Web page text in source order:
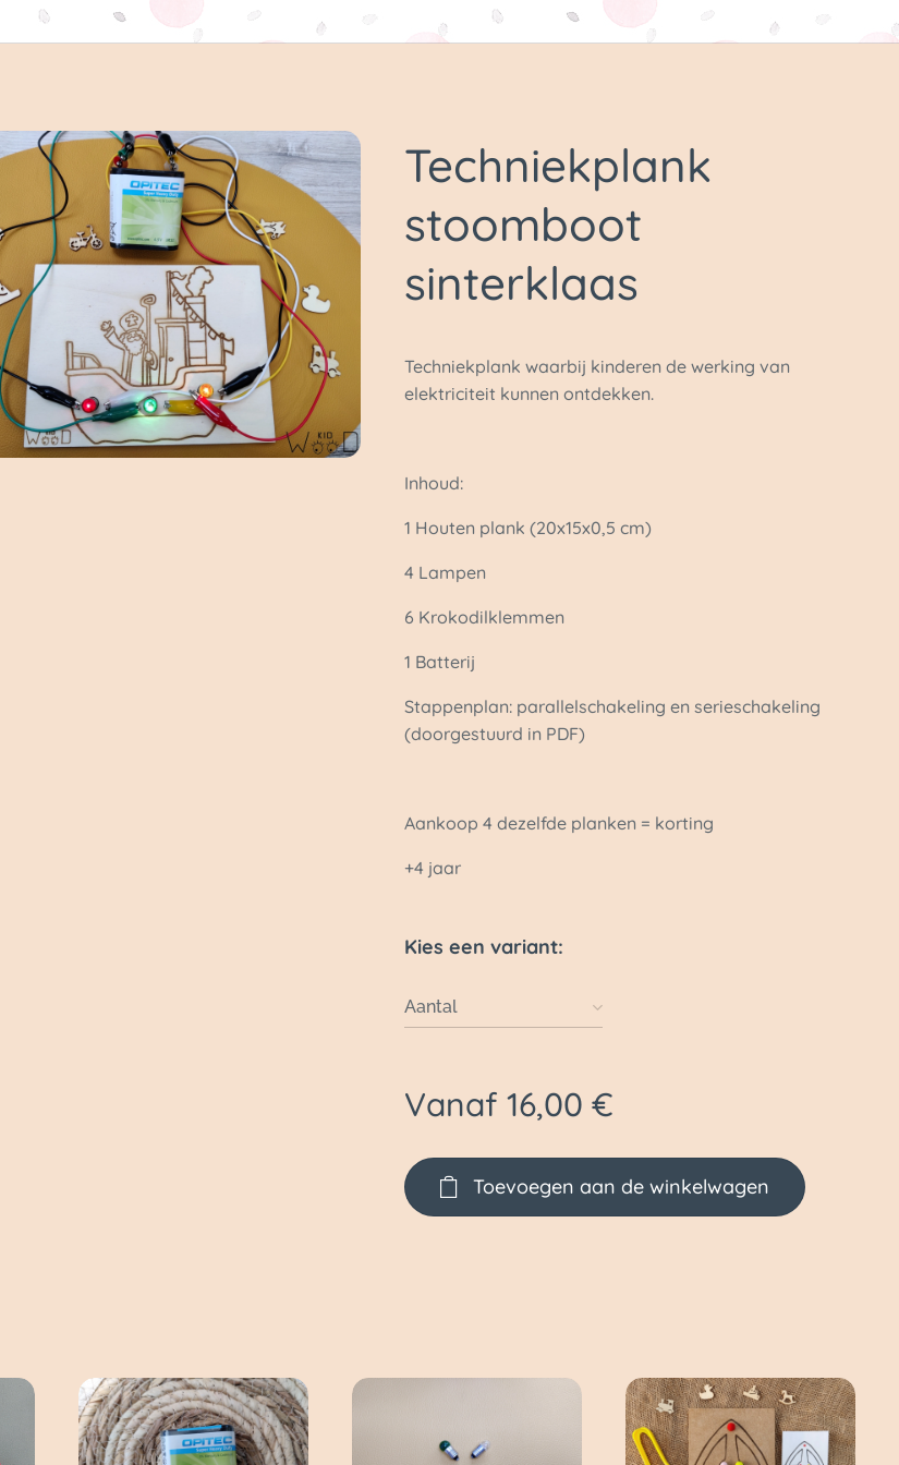
Techniekplank
stoomboot
sinterklaas
Techniekplank waarbij kinderen de werking van
elektriciteit kunnen ontdekken.
Inhoud:
1 Houten plank (20x15x0,5 cm)
4 Lampen
6 Krokodilklemmen
1 Batterij
Stappenplan: parallelschakeling en serieschakeling
(doorgestuurd in PDF)
Aankoop 4 dezelfde planken = korting
+4 jaar
Kies een variant:
Aantal
Vanaf16,00 €
Toevoegen aan de winkelwagen